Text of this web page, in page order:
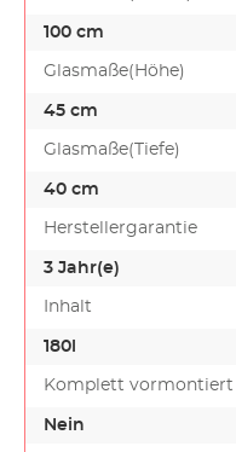
100 cm
Glasmaße(Höhe)
45 cm
Glasmaße(Tiefe)
40 cm
Herstellergarantie
3 Jahr(e)
Inhalt
180l
Komplett vormontiert
Nein